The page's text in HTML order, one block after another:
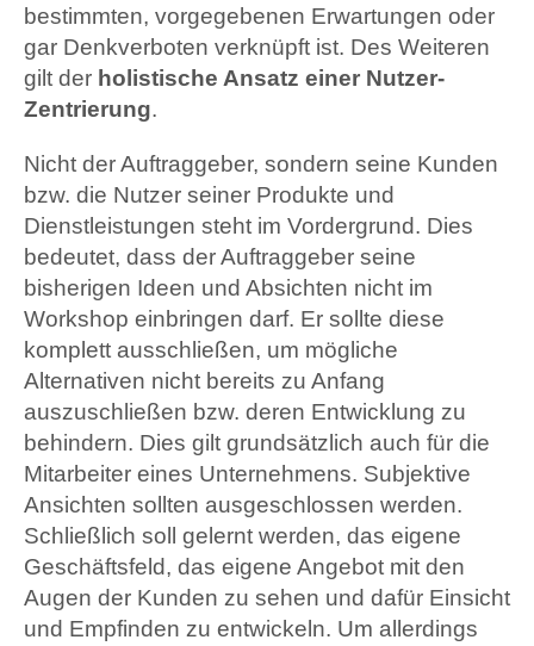
bestimmten, vorgegebenen Erwartungen oder
gar Denkverboten verknüpft ist. Des Weiteren
gilt der holistische Ansatz einer Nutzer-
Zentrierung.
Nicht der Auftraggeber, sondern seine Kunden
bzw. die Nutzer seiner Produkte und
Dienstleistungen steht im Vordergrund. Dies
bedeutet, dass der Auftraggeber seine
bisherigen Ideen und Absichten nicht im
Workshop einbringen darf. Er sollte diese
komplett ausschließen, um mögliche
Alternativen nicht bereits zu Anfang
auszuschließen bzw. deren Entwicklung zu
behindern. Dies gilt grundsätzlich auch für die
Mitarbeiter eines Unternehmens. Subjektive
Ansichten sollten ausgeschlossen werden.
Schließlich soll gelernt werden, das eigene
Geschäftsfeld, das eigene Angebot mit den
Augen der Kunden zu sehen und dafür Einsicht
und Empfinden zu entwickeln. Um allerdings